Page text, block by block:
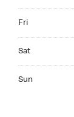
Fri
Sat
Sun